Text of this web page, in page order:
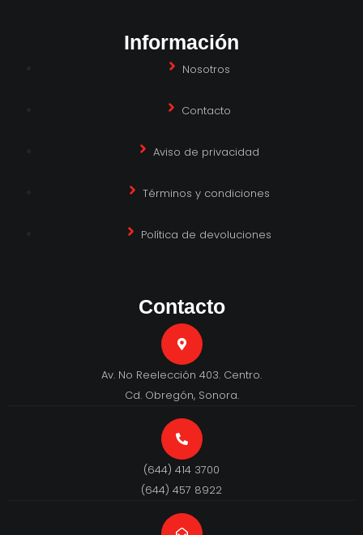
Información
Nosotros
Contacto
Aviso de privacidad
Términos y condiciones
Política de devoluciones
Contacto
Av. No Reelección 403. Centro.
Cd. Obregón, Sonora.
(644) 414 3700
(644) 457 8922